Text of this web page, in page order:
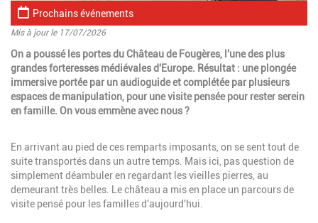
Prochains événements
Mis à jour le 17/07/2026
Introduction
On a poussé les portes du Château de Fougères, l'une des plus
grandes forteresses médiévales d'Europe. Résultat : une plongée
immersive portée par un audioguide et complétée par plusieurs
espaces de manipulation, pour une visite pensée pour rester serein
en famille. On vous emmène avec nous ?
Description
En arrivant au pied de ces remparts imposants, on se sent tout de
suite transportés dans un autre temps. Mais ici, pas question de
simplement déambuler en regardant les vieilles pierres, au
demeurant très belles. Le château a mis en place un parcours de
visite pensé pour les familles d'aujourd'hui.